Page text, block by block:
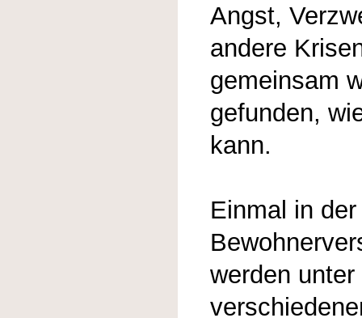
Angst,
andere
gemeinsam
gefunden,
kann.
Einmal in
werden